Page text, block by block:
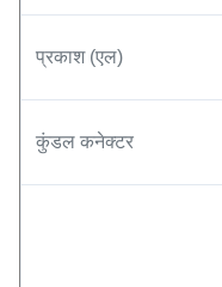
प्रकाश (एल)
कुंडल कनेक्टर